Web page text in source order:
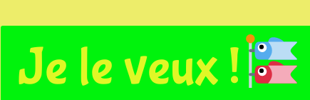
Je le veux !